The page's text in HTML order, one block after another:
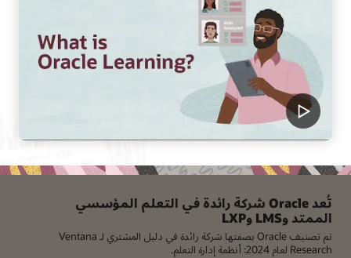
تُعد Oracle شركة رائدة في التعلم المؤسسي
الممتد وLMS وLXP
تم تصنيف Oracle بصفتها شركة رائدة في دليل المشتري لـ Ventana
Research لعام 2024: أنظمة إدارة التعلم.